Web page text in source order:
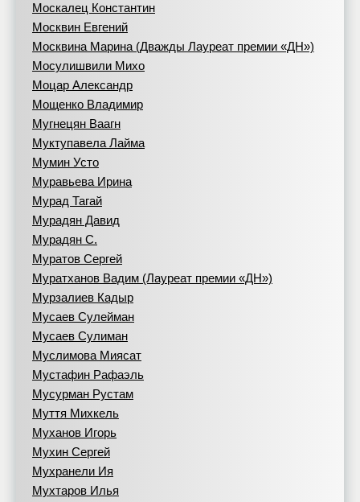
Москалец Константин
Москвин Евгений
Москвина Марина (Дважды Лауреат премии «ДН»)
Мосулишвили Михо
Моцар Александр
Мощенко Владимир
Мугнецян Ваагн
Муктупавела Лайма
Мумин Усто
Муравьева Ирина
Мурад Тагай
Мурадян Давид
Мурадян С.
Муратов Сергей
Муратханов Вадим (Лауреат премии «ДН»)
Мурзалиев Кадыр
Мусаев Сулейман
Мусаев Сулиман
Муслимова Миясат
Мустафин Рафаэль
Мусурман Рустам
Муття Михкель
Муханов Игорь
Мухин Сергей
Мухранели Ия
Мухтаров Илья